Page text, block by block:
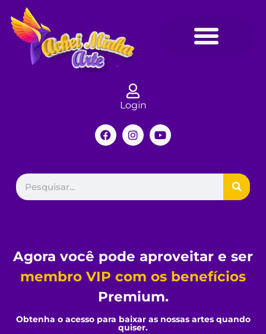
Login
Agora você pode aproveitar e ser
membro VIP com os benefícios
Premium.
Obtenha o acesso para baixar as nossas artes quando
quiser.